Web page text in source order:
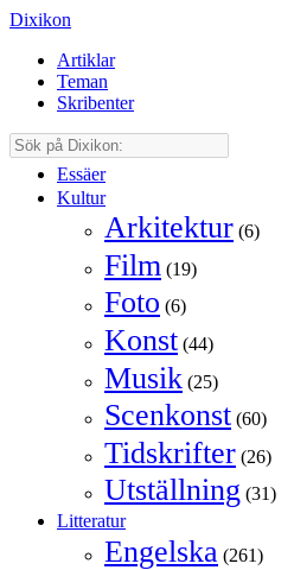
Dixikon
Artiklar
Teman
Skribenter
Essäer
Kultur
Arkitektur (6)
Film (19)
Foto (6)
Konst (44)
Musik (25)
Scenkonst (60)
Tidskrifter (26)
Utställning (31)
Litteratur
Engelska (261)